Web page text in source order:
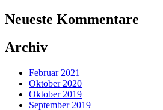
Neueste Kommentare
Archiv
Februar 2021
Oktober 2020
Oktober 2019
September 2019